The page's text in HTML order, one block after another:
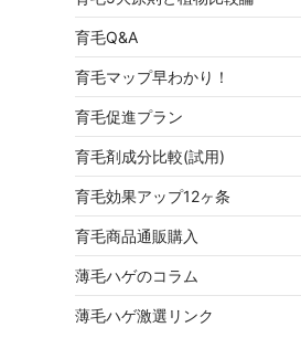
育毛Q&A
育毛マップ早わかり！
育毛促進プラン
育毛剤成分比較(試用)
育毛効果アップ12ヶ条
育毛商品通販購入
薄毛ハゲのコラム
薄毛ハゲ激選リンク